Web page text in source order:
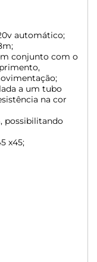
automático;
conjunto com o
a um tubo
na cor
possibilitando
x45;